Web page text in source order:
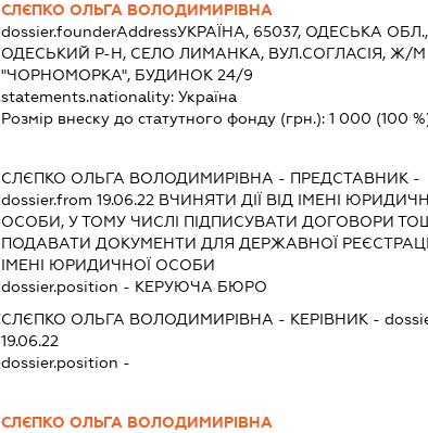
СЛЄПКО ОЛЬГА ВОЛОДИМИРІВНА
dossier.founderAddressУКРАЇНА, 65037, ОДЕСЬКА ОБЛ.,
ОДЕСЬКИЙ Р-Н, СЕЛО ЛИМАНКА, ВУЛ.СОГЛАСІЯ, Ж/М
"ЧОРНОМОРКА", БУДИНОК 24/9
statements.nationality: Україна
Розмір внеску до статутного фонду (грн.): 1 000 (100
СЛЄПКО ОЛЬГА ВОЛОДИМИРІВНА - ПРЕДСТАВНИК -
dossier.from 19.06.22 ВЧИНЯТИ ДІЇ ВІД ІМЕНІ
ОСОБИ, У ТОМУ ЧИСЛІ ПІДПИСУВАТИ ДОГОВОРИ
ПОДАВАТИ ДОКУМЕНТИ ДЛЯ ДЕРЖАВНОЇ
ІМЕНІ ЮРИДИЧНОЇ ОСОБИ
dossier.position - КЕРУЮЧА БЮРО
СЛЄПКО ОЛЬГА ВОЛОДИМИРІВНА - КЕРІВНИК -
19.06.22
dossier.position -
СЛЄПКО ОЛЬГА ВОЛОДИМИРІВНА